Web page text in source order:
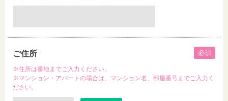
ご住所 必須
※住所は番地までご入力ください。
※マンション・アパートの場合は、マンション名、部屋番号までご入力く
ださい。